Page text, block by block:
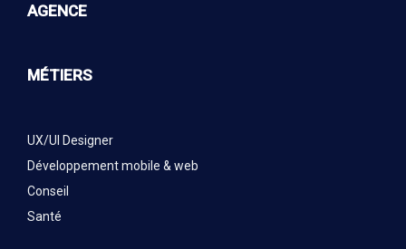
AGENCE
MÉTIERS
UX/UI Designer
Développement mobile & web
Conseil
Santé